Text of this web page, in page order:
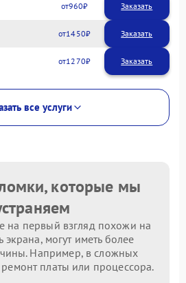
960
1450
1270
все услуги
которые мы
на первый взгляд похожи на
экрана, могут иметь более
Например, в сложных
ремонт платы или процессора.